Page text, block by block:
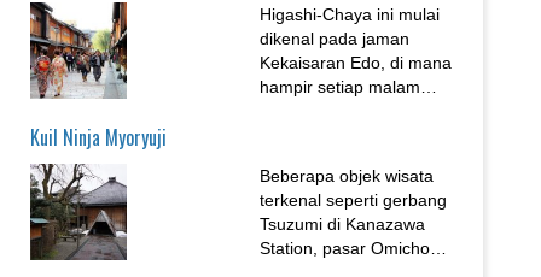
sewaan....
Higashi-Chaya ini mulai
dikenal pada jaman
Kekaisaran Edo, di mana
hampir setiap malam
tempat wisata di
Kanazawa dengan
restoran, kedai minum
teh, dan juga toko oleh-
Kuil Ninja Myoryuji
Beberapa objek wisata
terkenal seperti gerbang
Tsuzumi di Kanazawa
Station, pasar Omicho